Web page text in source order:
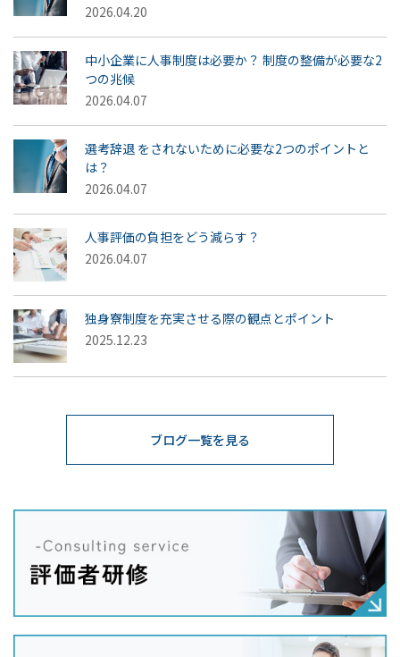
2026.04.20
中小企業に人事制度は必要か？ 制度の整備が必要な2
つの兆候
2026.04.07
選考辞退 をされないために必要な2つのポイントと
は？
2026.04.07
人事評価の負担をどう減らす？
2026.04.07
独身寮制度を充実させる際の観点とポイント
2025.12.23
ブログ一覧を見る